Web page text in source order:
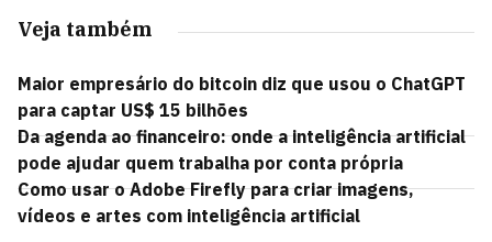
Veja também
Maior empresário do bitcoin diz que usou o ChatGPT
para captar US$ 15 bilhões
Da agenda ao financeiro: onde a inteligência artificial
pode ajudar quem trabalha por conta própria
Como usar o Adobe Firefly para criar imagens,
vídeos e artes com inteligência artificial